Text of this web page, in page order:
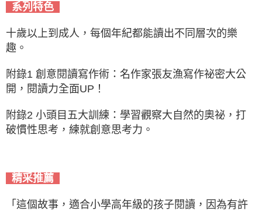
系列特色
十歲以上到成人，每個年紀都能讀出不同層次的樂
趣。
附錄1 創意閱讀寫作術：名作家張友漁寫作祕密大公
開，閱讀力全面UP！
附錄2 小頭目五大訓練：學習觀察大自然的奧祕，打
破慣性思考，練就創意思考力。
精采推薦
「這個故事，適合小學高年級的孩子閱讀，因為有許